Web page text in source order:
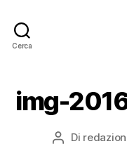
Cerca
img-
Autore
Di